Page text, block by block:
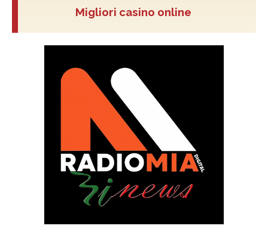
Migliori casino online